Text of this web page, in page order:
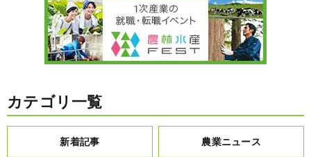
カテゴリ一覧
新着記事 農業ニュース